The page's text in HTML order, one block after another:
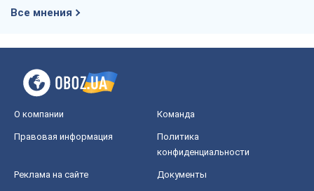
Все мнения
О компании Команда
Правовая информация
Политика
конфиденциальности
Реклама на сайте Документы